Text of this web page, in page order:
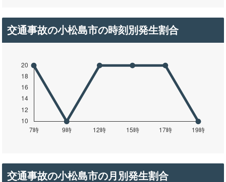
交通事故の小松島市の時刻別発生割合
交通事故の小松島市の月別発生割合